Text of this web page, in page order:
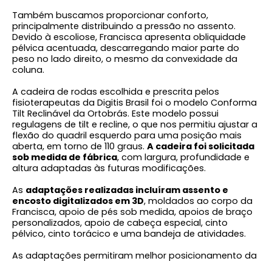
Também buscamos proporcionar conforto,
principalmente distribuindo a pressão no assento.
Devido à escoliose, Francisca apresenta obliquidade
pélvica acentuada, descarregando maior parte do
peso no lado direito, o mesmo da convexidade da
coluna.
A cadeira de rodas escolhida e prescrita pelos
fisioterapeutas da Digitis Brasil foi o modelo Conforma
Tilt Reclinável da Ortobrás. Este modelo possui
regulagens de tilt e recline, o que nos permitiu ajustar a
flexão do quadril esquerdo para uma posição mais
aberta, em torno de 110 graus. A cadeira foi solicitada
sob medida de fábrica, com largura, profundidade e
altura adaptadas às futuras modificações.
As adaptações realizadas incluíram assento e
encosto digitalizados em 3D, moldados ao corpo da
Francisca, apoio de pés sob medida, apoios de braço
personalizados, apoio de cabeça especial, cinto
pélvico, cinto torácico e uma bandeja de atividades.
As adaptações permitiram melhor posicionamento da